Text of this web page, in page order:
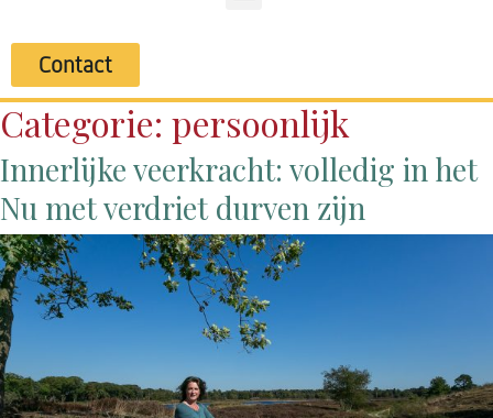
Contact
Categorie: persoonlijk
Innerlijke veerkracht: volledig in het
Nu met verdriet durven zijn